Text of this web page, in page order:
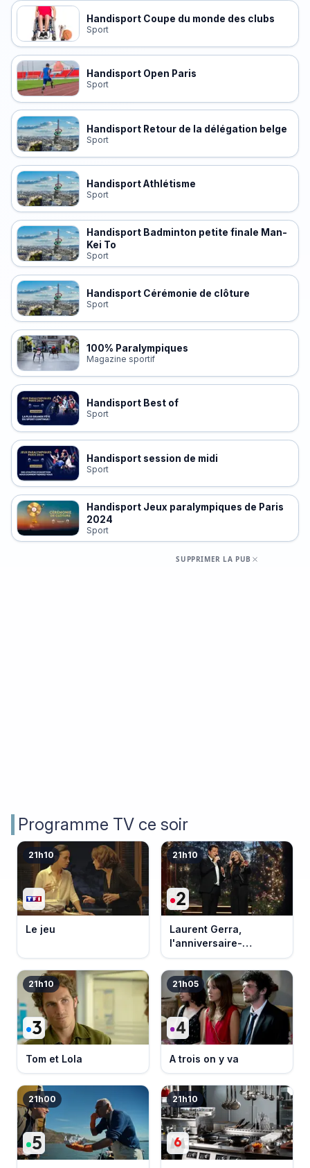
Handisport Coupe du monde des clubs
Sport
Handisport Open Paris
Sport
Handisport Retour de la délégation belge
Sport
Handisport Athlétisme
Sport
Handisport Badminton petite finale Man-
Kei To
Sport
Handisport Cérémonie de clôture
Sport
100% Paralympiques
Magazine sportif
Handisport Best of
Sport
Handisport session de midi
Sport
Handisport Jeux paralympiques de Paris
2024
Sport
SUPPRIMER LA PUB
Programme TV ce soir
21h10
Le jeu
21h10
Laurent Gerra,
l'anniversaire-
événement
21h10
Tom et Lola
21h05
A trois on y va
21h00 21h10